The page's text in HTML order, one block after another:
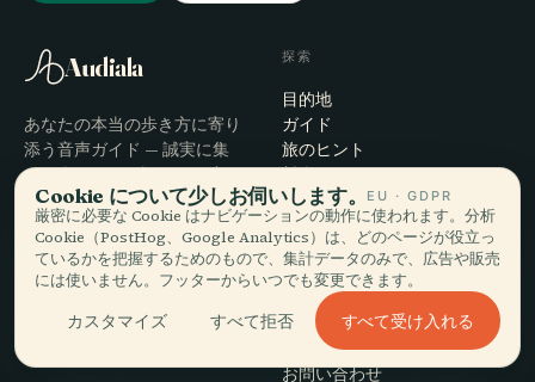
Audiala
あなたの本当の歩き方に寄り
添う音声ガイド — 誠実に集
め、街のために語り、一度だ
けダウンロード。
探索
目的地
ガイド
旅のヒント
料金を見る
ダウンロード
会社
編集プロセス
ヘルプ
サポート
アプリのトラブルシューティ
お問い合わせ
Cookie について少しお伺いします。 EU · GDPR
厳密に必要な Cookie はナビゲーションの動作に使われます。分析
Cookie（PostHog、Google Analytics）は、どのページが役立っ
ているかを把握するためのもので、集計データのみで、広告や販売
には使いません。フッターからいつでも変更できます。
カスタマイズ すべて拒否 すべて受け入れる